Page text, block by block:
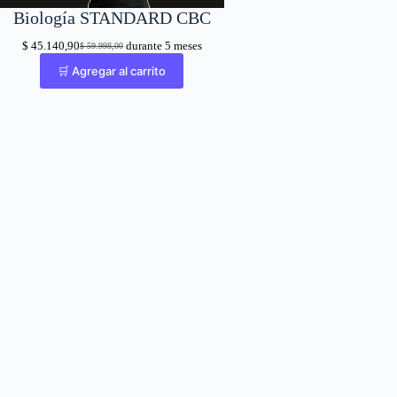
Biología STANDARD CBC
$59.998,00
El
precio
original
$ 45.140,90
El
precio
actual
durante 5 meses
🛒 Agregar al carrito